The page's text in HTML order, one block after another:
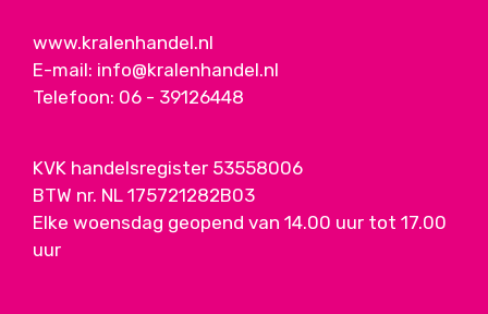
www.kralenhandel.nl
E-mail: info@kralenhandel.nl
Telefoon: 06 - 39126448
KVK handelsregister 53558006
BTW nr. NL 175721282B03
Elke woensdag geopend van 14.00 uur tot 17.00
uur